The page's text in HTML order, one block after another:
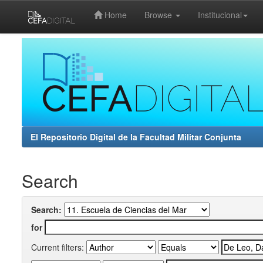
Home Browse Institucional
El Repositorio Digital de la Facultad Militar Conjunta
Search
Search:
for
Current filters: